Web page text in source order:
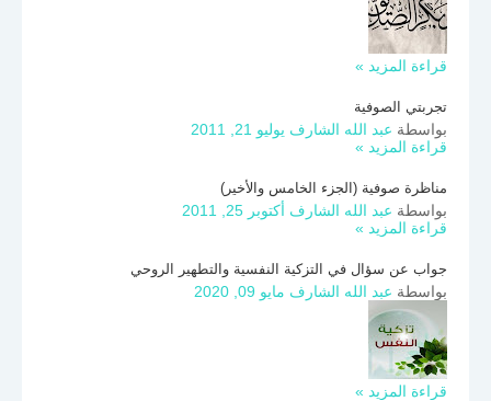
قراءة المزيد »
تجربتي الصوفية
بواسطة عبد الله الشارف يوليو 21, 2011
قراءة المزيد »
مناظرة صوفية (الجزء الخامس والأخير)
بواسطة عبد الله الشارف أكتوبر 25, 2011
قراءة المزيد »
جواب عن سؤال في التزكية النفسية والتطهير الروحي
بواسطة عبد الله الشارف مايو 09, 2020
قراءة المزيد »